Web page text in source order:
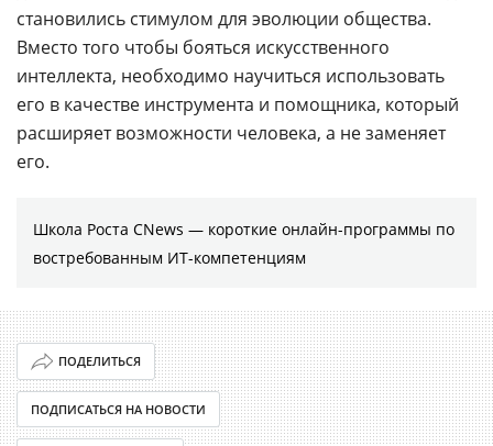
становились стимулом для эволюции общества.
Вместо того чтобы бояться искусственного
интеллекта, необходимо научиться использовать
его в качестве инструмента и помощника, который
расширяет возможности человека, а не заменяет
его.
Школа Роста CNews — короткие онлайн-программы по
востребованным ИТ-компетенциям
ПОДЕЛИТЬСЯ
ПОДПИСАТЬСЯ НА НОВОСТИ